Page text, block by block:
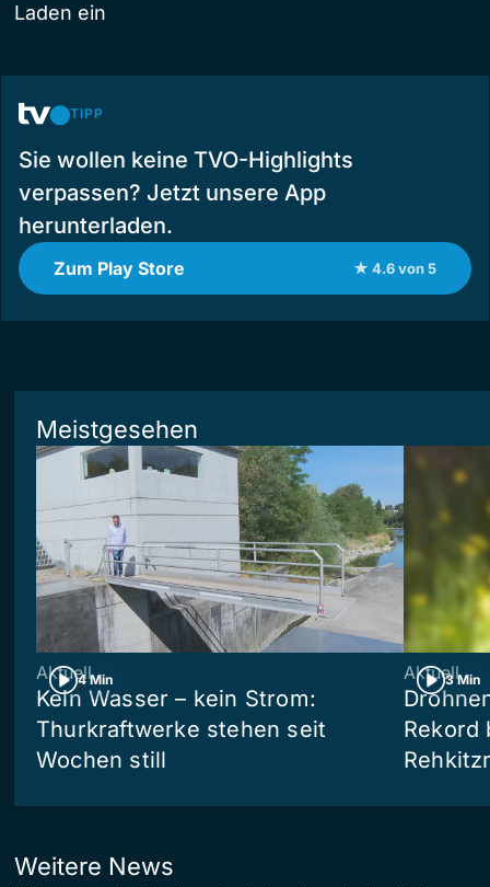
Laden ein
TIPP
Sie wollen keine TVO-Highlights
verpassen? Jetzt unsere App
herunterladen.
Zum Play Store ★ 4.6 von 5
Meistgesehen
4 Min
Aktuell
Kein Wasser – kein Strom:
Thurkraftwerke stehen seit
Wochen still
3 Min
Aktuell
Rekord
Weitere News